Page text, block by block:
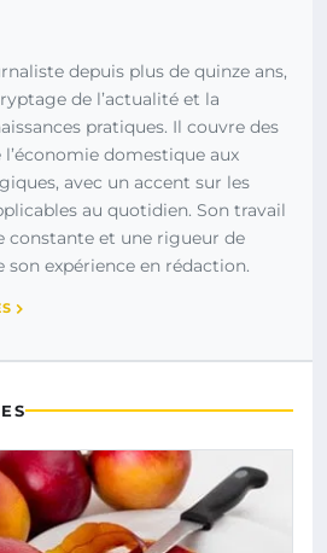
depuis plus de quinze ans,
de l’actualité et la
pratiques. Il couvre des
domestique aux
avec un accent sur les
au quotidien. Son travail
constante et une rigueur de
expérience en rédaction.